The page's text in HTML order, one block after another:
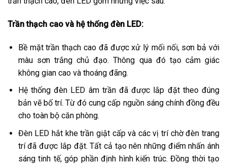
Trần thạch cao và hệ thống đèn LED:
Bề mặt trần thạch cao đã được xử lý mối nối, sơn bả với
màu sơn trắng chủ đạo. Thông qua đó tạo cảm giác
không gian cao và thoáng đãng.
Hệ thống đèn LED âm trần đã được lắp đặt theo đúng
bản vẽ bố trí. Từ đó cung cấp nguồn sáng chính đồng đều
cho toàn bộ căn phòng.
Đèn LED hắt khe trần giật cấp và các vị trí chờ đèn trang
trí đã được lắp đặt. Tất cả tạo nên những điểm nhấn ánh
sáng tinh tế, góp phần định hình kiến trúc. Đồng thời tạo